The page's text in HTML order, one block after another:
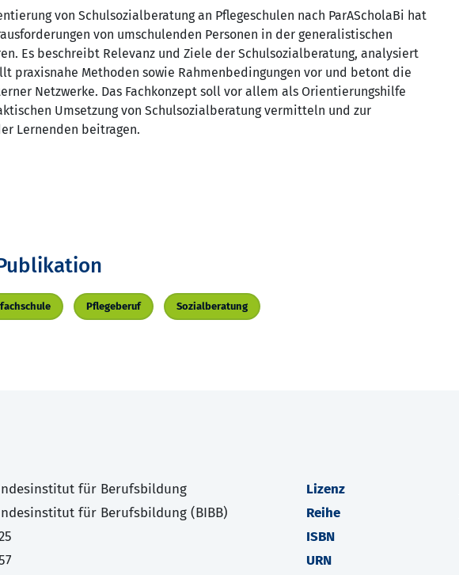
von Schulsozialberatung an Pflegeschulen nach ParAScholaBi hat
von umschulenden Personen in der generalistischen
Es beschreibt Relevanz und Ziele der Schulsozialberatung, analysiert
praxisnahe Methoden sowie Rahmenbedingungen vor und betont die
Netzwerke. Das Fachkonzept soll vor allem als Orientierungshilfe
Umsetzung von Schulsozialberatung vermitteln und zur
Lernenden beitragen.
Pflegeberuf Sozialberatung
für Berufsbildung
für Berufsbildung (BIBB)
Lizenz
Reihe
ISBN
URN